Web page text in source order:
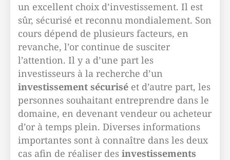
un excellent choix d’investissement. Il est
sûr, sécurisé et reconnu mondialement. Son
cours dépend de plusieurs facteurs, en
revanche, l’or continue de susciter
l’attention. Il y a d’une part les
investisseurs à la recherche d’un
investissement sécurisé et d’autre part, les
personnes souhaitant entreprendre dans le
domaine, en devenant vendeur ou acheteur
d’or à temps plein. Diverses informations
importantes sont à connaître dans les deux
cas afin de réaliser des investissements